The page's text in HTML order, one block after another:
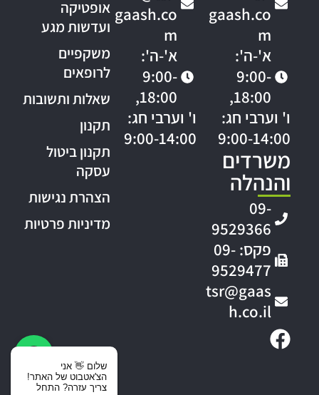
gaash.co
m
א'-ה':
9:00-
18:00,
ו' וערבי חג:
9:00-14:00
משרדים
והנהלה
09-
9529366
פקס: 09-
9529477
tsr@gaas
h.co.il
gaash.co
m
א'-ה':
9:00-
18:00,
ו' וערבי חג:
9:00-14:00
אופטיקה
ועדשות מגע
משקפיים
לרופאים
שאלות ותשובות
תקנון
תקנון ביטול
עסקה
הצהרת נגישות
מדיניות פרטיות
שלום 👋 אני
הצ'אטבוט של האתר!
צריך עזרה? התחל